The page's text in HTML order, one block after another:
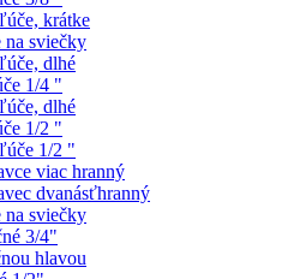
krátke
sviečky
dlhé
1/4 "
dlhé
1/2 "
1/2 "
viac hranný
dvanásťhranný
sviečky
3/4"
hlavou